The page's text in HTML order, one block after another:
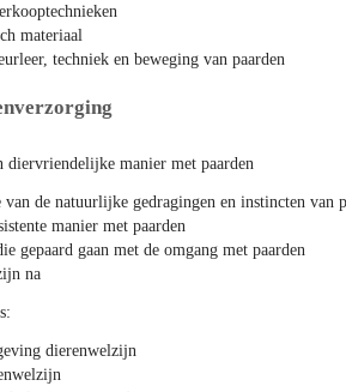
materiaal
techniek en beweging van paarden
diervriendelijke manier met paarden
de natuurlijke gedragingen en instincten van
manier met paarden
gepaard gaan met de omgang met paarden
na
dierenwelzijn